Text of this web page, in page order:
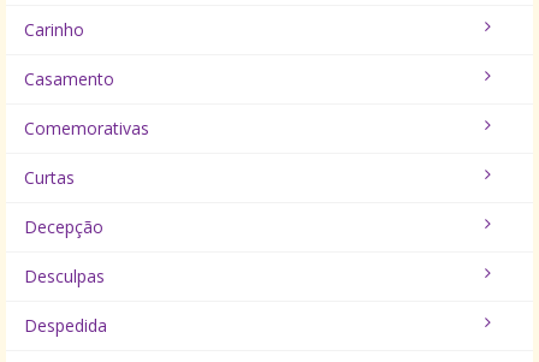
Carinho
Casamento
Comemorativas
Curtas
Decepção
Desculpas
Despedida